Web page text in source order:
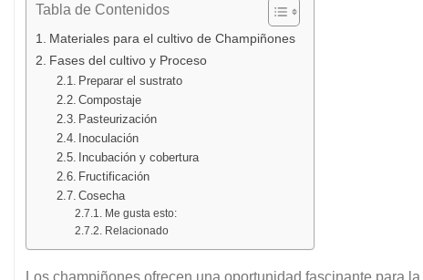
Tabla de Contenidos
Materiales para el cultivo de Champiñones
Fases del cultivo y Proceso
Preparar el sustrato
Compostaje
Pasteurización
Inoculación
Incubación y cobertura
Fructificación
Cosecha
Me gusta esto:
Relacionado
Los champiñones ofrecen una oportunidad fascinante para la